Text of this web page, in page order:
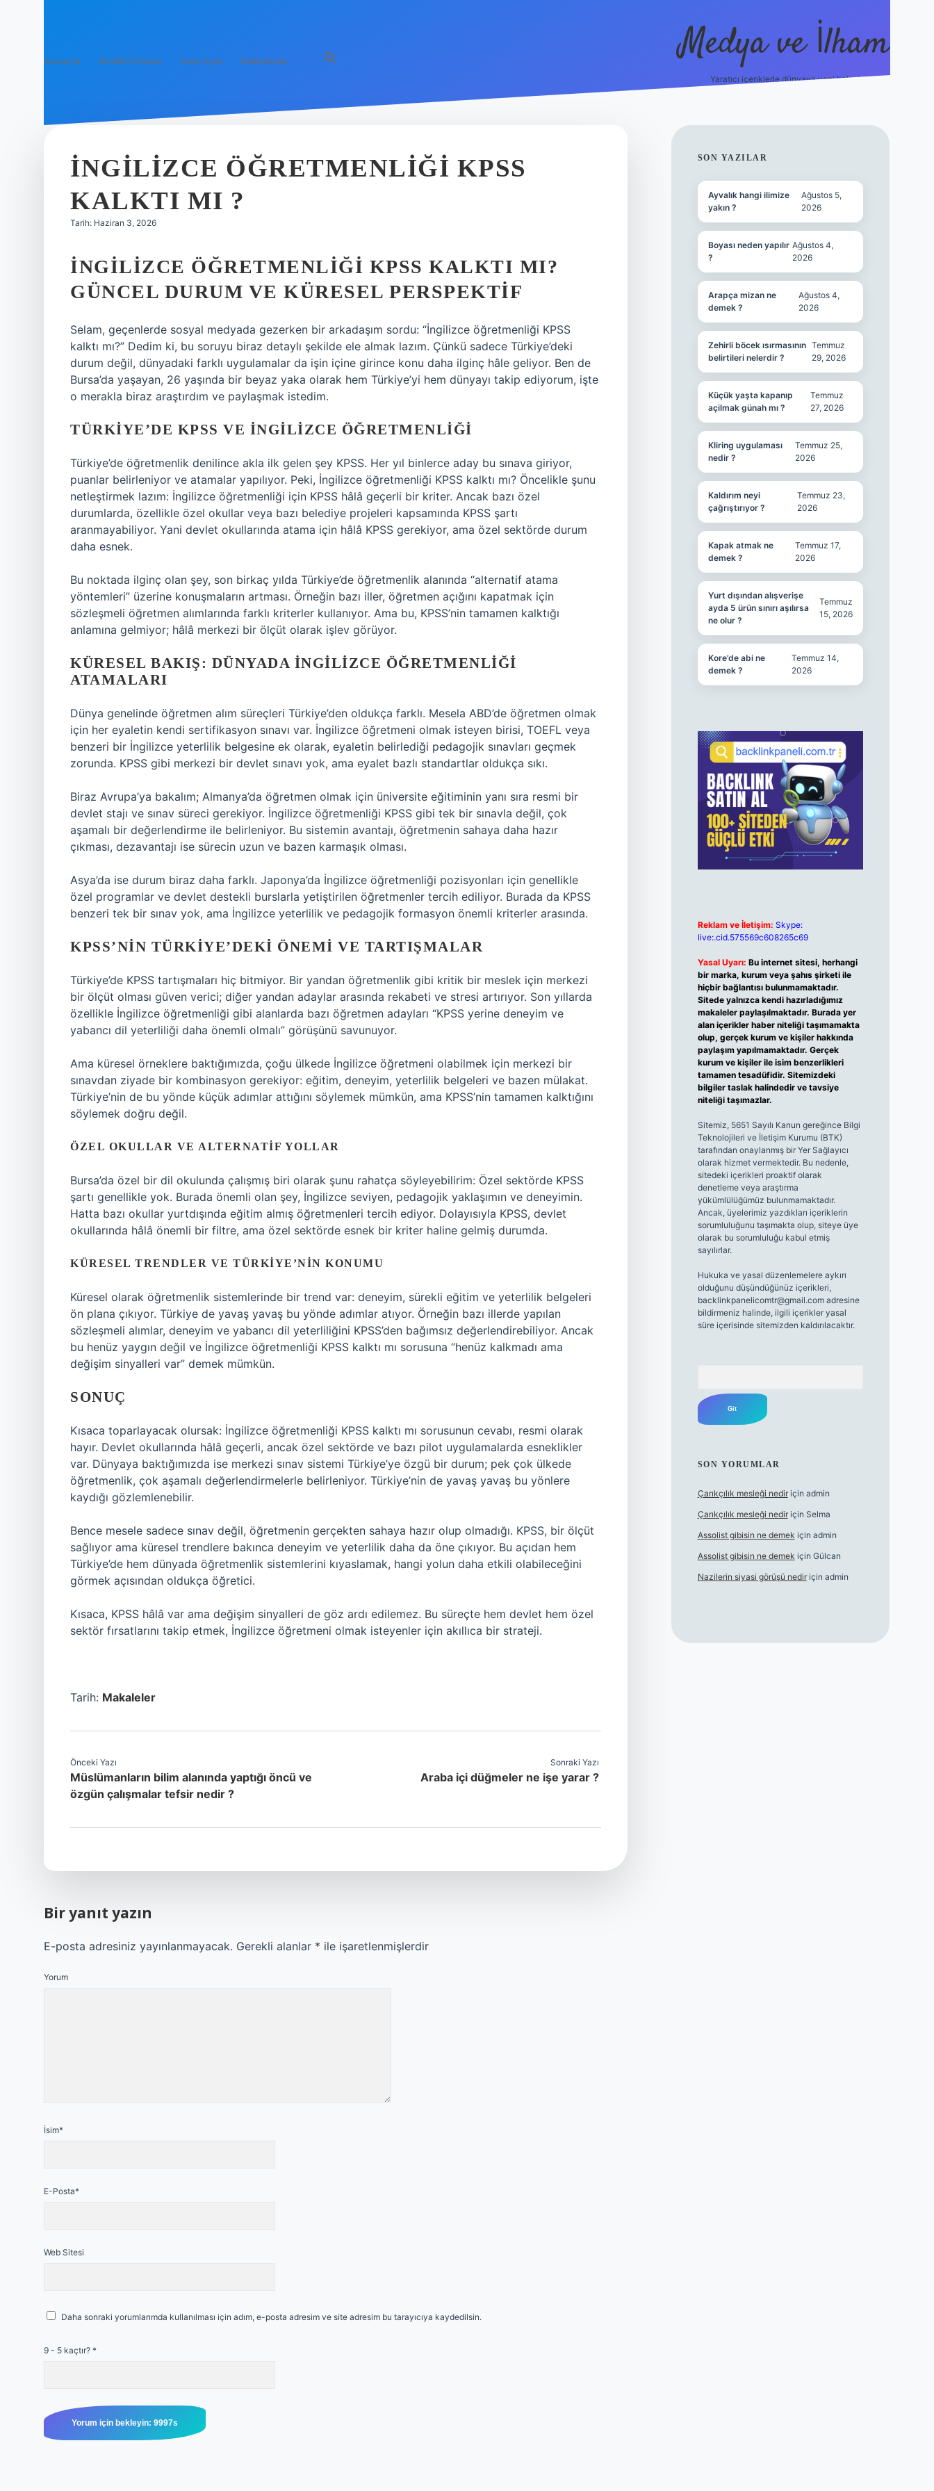
Anasayfa Gizlilik Politikası Yasal Uyarı Hakkımızda Medya ve İlham
Yaratıcı içeriklerle dünyaya yeni bakış!
İNGILIZCE ÖĞRETMENLIĞI KPSS
KALKTI MI ?
Tarih: Haziran 3, 2026
İNGILIZCE ÖĞRETMENLIĞI KPSS KALKTI MI?
GÜNCEL DURUM VE KÜRESEL PERSPEKTIF
Selam, geçenlerde sosyal medyada gezerken bir arkadaşım sordu: “İngilizce öğretmenliği KPSS
kalktı mı?” Dedim ki, bu soruyu biraz detaylı şekilde ele almak lazım. Çünkü sadece Türkiye’deki
durum değil, dünyadaki farklı uygulamalar da işin içine girince konu daha ilginç hâle geliyor. Ben de
Bursa’da yaşayan, 26 yaşında bir beyaz yaka olarak hem Türkiye’yi hem dünyayı takip ediyorum, işte
o merakla biraz araştırdım ve paylaşmak istedim.
TÜRKIYE’DE KPSS VE İNGILIZCE ÖĞRETMENLIĞI
Türkiye’de öğretmenlik denilince akla ilk gelen şey KPSS. Her yıl binlerce aday bu sınava giriyor,
puanlar belirleniyor ve atamalar yapılıyor. Peki, İngilizce öğretmenliği KPSS kalktı mı? Öncelikle şunu
netleştirmek lazım: İngilizce öğretmenliği için KPSS hâlâ geçerli bir kriter. Ancak bazı özel
durumlarda, özellikle özel okullar veya bazı belediye projeleri kapsamında KPSS şartı
aranmayabiliyor. Yani devlet okullarında atama için hâlâ KPSS gerekiyor, ama özel sektörde durum
daha esnek.
Bu noktada ilginç olan şey, son birkaç yılda Türkiye’de öğretmenlik alanında “alternatif atama
yöntemleri” üzerine konuşmaların artması. Örneğin bazı iller, öğretmen açığını kapatmak için
sözleşmeli öğretmen alımlarında farklı kriterler kullanıyor. Ama bu, KPSS’nin tamamen kalktığı
anlamına gelmiyor; hâlâ merkezi bir ölçüt olarak işlev görüyor.
KÜRESEL BAKIŞ: DÜNYADA İNGILIZCE ÖĞRETMENLIĞI
ATAMALARI
Dünya genelinde öğretmen alım süreçleri Türkiye’den oldukça farklı. Mesela ABD’de öğretmen olmak
için her eyaletin kendi sertifikasyon sınavı var. İngilizce öğretmeni olmak isteyen birisi, TOEFL veya
benzeri bir İngilizce yeterlilik belgesine ek olarak, eyaletin belirlediği pedagojik sınavları geçmek
zorunda. KPSS gibi merkezi bir devlet sınavı yok, ama eyalet bazlı standartlar oldukça sıkı.
Biraz Avrupa’ya bakalım; Almanya’da öğretmen olmak için üniversite eğitiminin yanı sıra resmi bir
devlet stajı ve sınav süreci gerekiyor. İngilizce öğretmenliği KPSS gibi tek bir sınavla değil, çok
aşamalı bir değerlendirme ile belirleniyor. Bu sistemin avantajı, öğretmenin sahaya daha hazır
çıkması, dezavantajı ise sürecin uzun ve bazen karmaşık olması.
Asya’da ise durum biraz daha farklı. Japonya’da İngilizce öğretmenliği pozisyonları için genellikle
özel programlar ve devlet destekli burslarla yetiştirilen öğretmenler tercih ediliyor. Burada da KPSS
benzeri tek bir sınav yok, ama İngilizce yeterlilik ve pedagojik formasyon önemli kriterler arasında.
KPSS’NIN TÜRKIYE’DEKI ÖNEMI VE TARTIŞMALAR
Türkiye’de KPSS tartışmaları hiç bitmiyor. Bir yandan öğretmenlik gibi kritik bir meslek için merkezi
bir ölçüt olması güven verici; diğer yandan adaylar arasında rekabeti ve stresi artırıyor. Son yıllarda
özellikle İngilizce öğretmenliği gibi alanlarda bazı öğretmen adayları “KPSS yerine deneyim ve
yabancı dil yeterliliği daha önemli olmalı” görüşünü savunuyor.
Ama küresel örneklere baktığımızda, çoğu ülkede İngilizce öğretmeni olabilmek için merkezi bir
sınavdan ziyade bir kombinasyon gerekiyor: eğitim, deneyim, yeterlilik belgeleri ve bazen mülakat.
Türkiye’nin de bu yönde küçük adımlar attığını söylemek mümkün, ama KPSS’nin tamamen kalktığını
söylemek doğru değil.
ÖZEL OKULLAR VE ALTERNATIF YOLLAR
Bursa’da özel bir dil okulunda çalışmış biri olarak şunu rahatça söyleyebilirim: Özel sektörde KPSS
şartı genellikle yok. Burada önemli olan şey, İngilizce seviyen, pedagojik yaklaşımın ve deneyimin.
Hatta bazı okullar yurtdışında eğitim almış öğretmenleri tercih ediyor. Dolayısıyla KPSS, devlet
okullarında hâlâ önemli bir filtre, ama özel sektörde esnek bir kriter haline gelmiş durumda.
KÜRESEL TRENDLER VE TÜRKIYE’NIN KONUMU
Küresel olarak öğretmenlik sistemlerinde bir trend var: deneyim, sürekli eğitim ve yeterlilik belgeleri
ön plana çıkıyor. Türkiye de yavaş yavaş bu yönde adımlar atıyor. Örneğin bazı illerde yapılan
sözleşmeli alımlar, deneyim ve yabancı dil yeterliliğini KPSS’den bağımsız değerlendirebiliyor. Ancak
bu henüz yaygın değil ve İngilizce öğretmenliği KPSS kalktı mı sorusuna “henüz kalkmadı ama
değişim sinyalleri var” demek mümkün.
SONUÇ
Kısaca toparlayacak olursak: İngilizce öğretmenliği KPSS kalktı mı sorusunun cevabı, resmi olarak
hayır. Devlet okullarında hâlâ geçerli, ancak özel sektörde ve bazı pilot uygulamalarda esneklikler
var. Dünyaya baktığımızda ise merkezi sınav sistemi Türkiye’ye özgü bir durum; pek çok ülkede
öğretmenlik, çok aşamalı değerlendirmelerle belirleniyor. Türkiye’nin de yavaş yavaş bu yönlere
kaydığı gözlemlenebilir.
Bence mesele sadece sınav değil, öğretmenin gerçekten sahaya hazır olup olmadığı. KPSS, bir ölçüt
sağlıyor ama küresel trendlere bakınca deneyim ve yeterlilik daha da öne çıkıyor. Bu açıdan hem
Türkiye’de hem dünyada öğretmenlik sistemlerini kıyaslamak, hangi yolun daha etkili olabileceğini
görmek açısından oldukça öğretici.
Kısaca, KPSS hâlâ var ama değişim sinyalleri de göz ardı edilemez. Bu süreçte hem devlet hem özel
sektör fırsatlarını takip etmek, İngilizce öğretmeni olmak isteyenler için akıllıca bir strateji.
Tarih: Makaleler
Önceki Yazı
Müslümanların bilim alanında yaptığı öncü ve
özgün çalışmalar tefsir nedir ?
Sonraki Yazı
Araba içi düğmeler ne işe yarar ?
Bir yanıt yazın
E-posta adresiniz yayınlanmayacak. Gerekli alanlar * ile işaretlenmişlerdir
Yorum
İsim*
E-Posta*
Web Sitesi
Daha sonraki yorumlarımda kullanılması için adım, e-posta adresim ve site adresim bu tarayıcıya kaydedilsin.
9 - 5 kaçtır? *
SIDEBAR
SON YAZILAR
Ayvalık hangi ilimize
yakın ?
Ağustos 5,
2026
Boyası neden yapılır
?
Ağustos 4,
2026
Arapça mizan ne
demek ?
Ağustos 4,
2026
Zehirli böcek ısırmasının
belirtileri nelerdir ?
Temmuz
29, 2026
Küçük yaşta kapanıp
açilmak günah mı ?
Temmuz
27, 2026
Kliring uygulaması
nedir ?
Temmuz 25,
2026
Kaldırım neyi
çağrıştırıyor ?
Temmuz 23,
2026
Kapak atmak ne
demek ?
Temmuz 17,
2026
Yurt dışından alışverişe
ayda 5 ürün sınırı aşılırsa
ne olur ?
Temmuz
15, 2026
Kore’de abi ne
demek ?
Temmuz 14,
2026
Reklam ve İletişim: Skype:
live:.cid.575569c608265c69
Yasal Uyarı: Bu internet sitesi, herhangi
bir marka, kurum veya şahıs şirketi ile
hiçbir bağlantısı bulunmamaktadır.
Sitede yalnızca kendi hazırladığımız
makaleler paylaşılmaktadır. Burada yer
alan içerikler haber niteliği taşımamakta
olup, gerçek kurum ve kişiler hakkında
paylaşım yapılmamaktadır. Gerçek
kurum ve kişiler ile isim benzerlikleri
tamamen tesadüfidir. Sitemizdeki
bilgiler taslak halindedir ve tavsiye
niteliği taşımazlar.
Sitemiz, 5651 Sayılı Kanun gereğince Bilgi
Teknolojileri ve İletişim Kurumu (BTK)
tarafından onaylanmış bir Yer Sağlayıcı
olarak hizmet vermektedir. Bu nedenle,
sitedeki içerikleri proaktif olarak
denetleme veya araştırma
yükümlülüğümüz bulunmamaktadır.
Ancak, üyelerimiz yazdıkları içeriklerin
sorumluluğunu taşımakta olup, siteye üye
olarak bu sorumluluğu kabul etmiş
sayılırlar.
Hukuka ve yasal düzenlemelere aykırı
olduğunu düşündüğünüz içerikleri,
backlinkpanelicomtr@gmail.comadresine
bildirmeniz halinde, ilgili içerikler yasal
süre içerisinde sitemizden kaldırılacaktır.
SON YORUMLAR
Çarıkçılık mesleği nediriçin admin
Çarıkçılık mesleği nediriçin Selma
Assolist gibisin ne demek için admin
Assolist gibisin ne demek için Gülcan
Nazilerin siyasi görüşü nediriçin admin
https://ilbet.online/